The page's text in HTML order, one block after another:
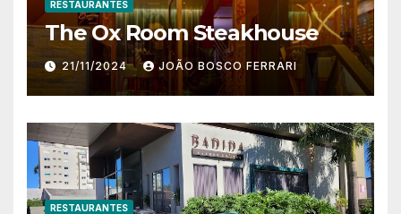
RESTAURANTES
The Ox Room Steakhouse
21/11/2024 JOÃO BOSCO FERRARI
RESTAURANTES